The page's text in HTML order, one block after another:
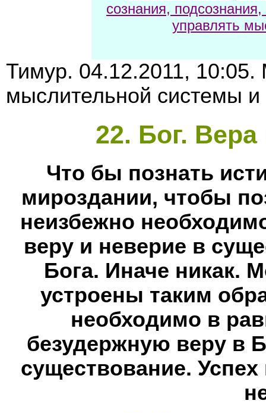
сознания,
управлять
Тимур. 04.12.2011, 10:05.
мыслительной системы
22. Бог.
Что бы познать
мироздании, чтобы
неизбежно
веру и неверие в
Бога. Иначе никак.
устроены таким
необходимо в
безудержную веру в
существование.